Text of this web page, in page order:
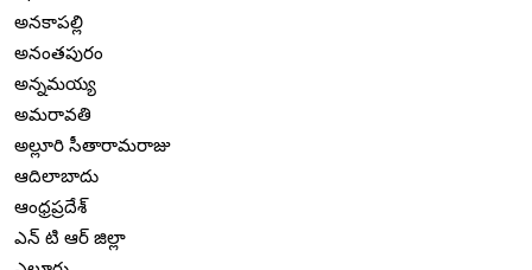
అనకాపల్లి
అనంతపురం
అన్నమయ్య
అమరావతి
అల్లూరి సీతారామరాజు
ఆదిలాబాదు
ఆంధ్రప్రదేశ్
ఎన్ టి ఆర్ జిల్లా